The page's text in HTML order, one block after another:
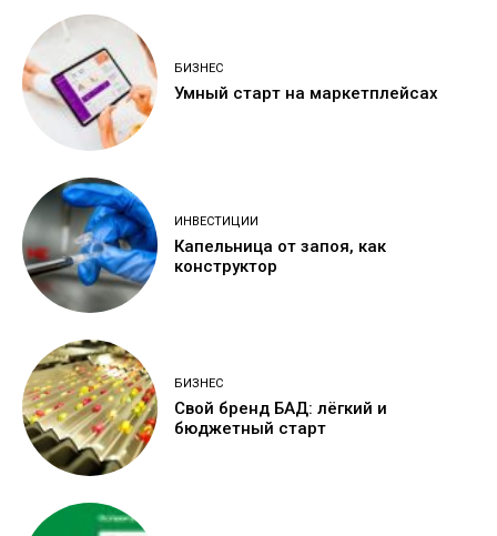
БИЗНЕС
Умный старт на маркетплейсах
ИНВЕСТИЦИИ
Капельница от запоя, как
конструктор
БИЗНЕС
Свой бренд БАД: лёгкий и
бюджетный старт